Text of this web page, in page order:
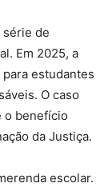
série de
Em 2025, a
estudantes
O caso
o benefício
da Justiça.
escolar.